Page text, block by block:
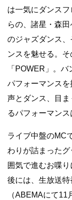
は一気にダンス
らの、諸星・森
のジャズダンス
ンスを魅せる。
「POWER」。
パフォーマンス
声とダンス、目
るパフォーマンス
ライブ中盤のMC
わりが詰まった
囲気で進むお喋
後には、生放送特
（ABEMAにて